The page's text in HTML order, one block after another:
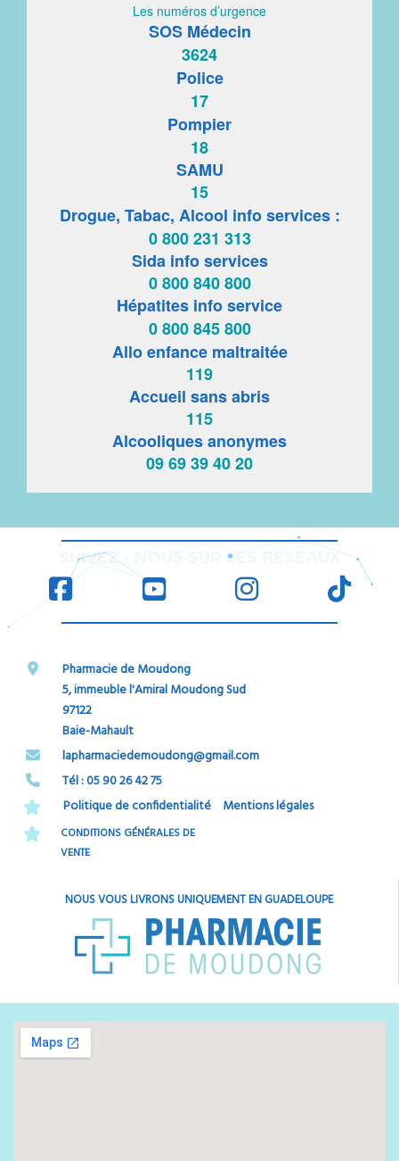
Les numéros d’urgence
SOS Médecin
3624
Police
17
Pompier
18
SAMU
15
Drogue, Tabac, Alcool info services :
0 800 231 313
Sida info services
0 800 840 800
Hépatites info service
0 800 845 800
Allo enfance maltraitée
119
Accueil sans abris
115
Alcooliques anonymes
09 69 39 40 20
SUIVEZ NOUS SUR LES SEAUX
Pharmacie de Moudong
5, immeuble l'Amiral Moudong Sud
97122
Baie-Mahault
​​​​​​​lapharmaciedemoudong@gmail.com
Tél : 05 90 26 42 75​​​​​​​
Politique de confidentialité
Mentions légales
CONDITIONS GÉNÉRALES DE
VENTE
NOUS VOUS LIVRONS UNIQUEMENT EN GUADELOUPE